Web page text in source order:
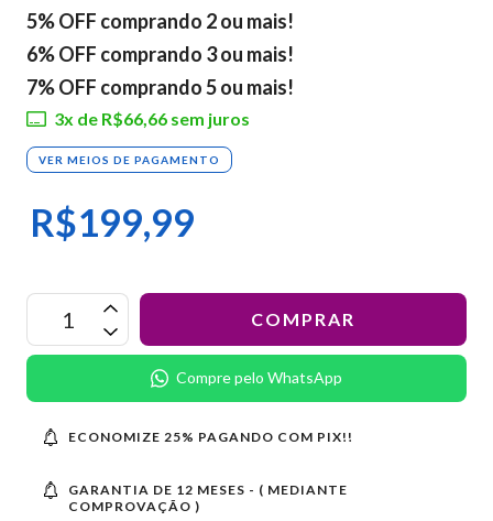
5% OFF comprando 2 ou mais!
6% OFF comprando 3 ou mais!
7% OFF comprando 5 ou mais!
3x de R$66,66 sem juros
VER MEIOS DE PAGAMENTO
R$199,99
Compre pelo WhatsApp
ECONOMIZE 25% PAGANDO COM PIX!!
GARANTIA DE 12 MESES - ( MEDIANTE
COMPROVAÇÃO )